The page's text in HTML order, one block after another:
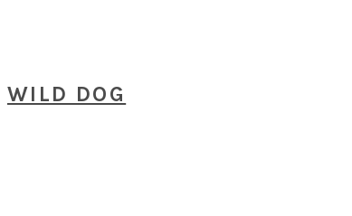
WILD DOG